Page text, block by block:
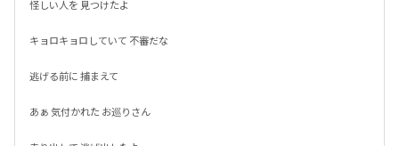
怪しい人を 見つけたよ
キョロキョロしていて 不審だな
逃げる前に 捕まえて
あぁ 気付かれた お巡りさん